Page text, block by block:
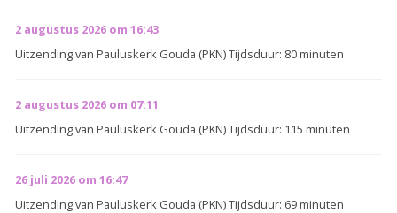
2 augustus 2026 om 16:43
Uitzending van Pauluskerk Gouda (PKN) Tijdsduur: 80 minuten
2 augustus 2026 om 07:11
Uitzending van Pauluskerk Gouda (PKN) Tijdsduur: 115 minuten
26 juli 2026 om 16:47
Uitzending van Pauluskerk Gouda (PKN) Tijdsduur: 69 minuten